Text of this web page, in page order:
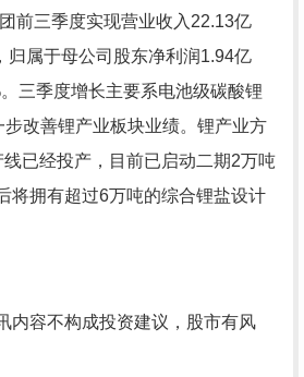
前三季度实现营业收入22.13亿
归属于母公司股东净利润1.94亿
三季度增长主要系电池级碳酸锂
改善锂产业板块业绩。锂产业方
已经投产，目前已启动二期2万吨
将拥有超过6万吨的综合锂盐设计
内容不构成投资建议，股市有风